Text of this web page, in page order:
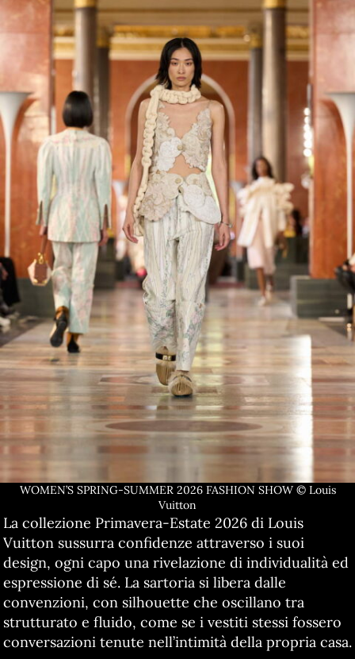
WOMEN’S SPRING-SUMMER 2026 FASHION SHOW © Louis
Vuitton
La collezione Primavera-Estate 2026 di Louis
Vuitton sussurra confidenze attraverso i suoi
design, ogni capo una rivelazione di individualità ed
espressione di sé. La sartoria si libera dalle
convenzioni, con silhouette che oscillano tra
strutturato e fluido, come se i vestiti stessi fossero
conversazioni tenute nell’intimità della propria casa.